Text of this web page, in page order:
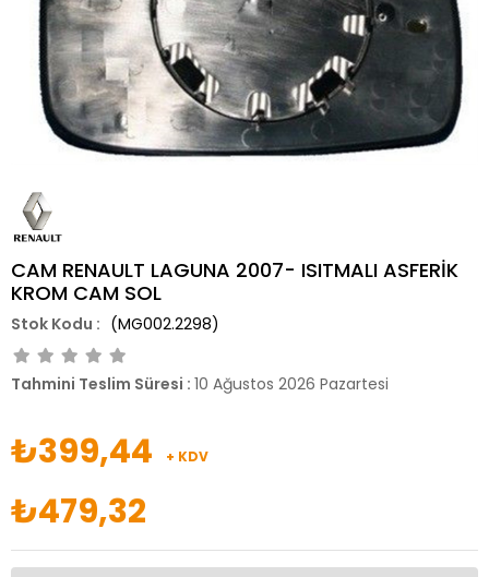
CAM RENAULT LAGUNA 2007- ISITMALI ASFERİK
KROM CAM SOL
(MG002.2298)
Tahmini Teslim Süresi : 10 Ağustos 2026 Pazartesi
₺399,44 + KDV
₺479,32